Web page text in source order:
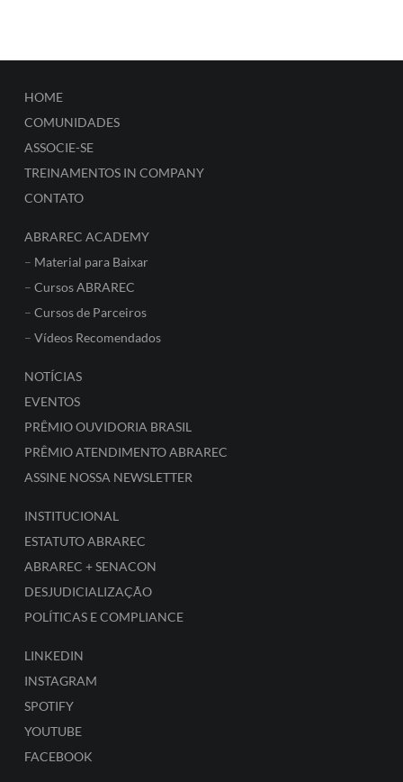
HOME
COMUNIDADES
ASSOCIE-SE
TREINAMENTOS IN COMPANY
CONTATO
ABRAREC ACADEMY
– Material para Baixar
– Cursos ABRAREC
– Cursos de Parceiros
– Vídeos Recomendados
NOTÍCIAS
EVENTOS
PRÊMIO OUVIDORIA BRASIL
PRÊMIO ATENDIMENTO ABRAREC
ASSINE NOSSA NEWSLETTER
INSTITUCIONAL
ESTATUTO ABRAREC
ABRAREC + SENACON
DESJUDICIALIZAÇÃO
POLÍTICAS E COMPLIANCE
LINKEDIN
INSTAGRAM
SPOTIFY
YOUTUBE
FACEBOOK